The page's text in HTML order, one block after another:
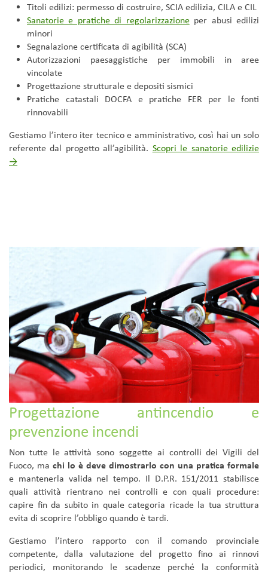
Titoli edilizi: permesso di costruire, SCIA edilizia, CILA e CIL
Sanatorie e pratiche di regolarizzazioneper abusi edilizi
minori
Segnalazione certificata di agibilità (SCA)
Autorizzazioni paesaggistiche per immobili in aree
vincolate
Progettazione strutturale e depositi sismici
Pratiche catastali DOCFA e pratiche FER per le fonti
rinnovabili
Gestiamo l’intero iter tecnico e amministrativo, così hai un solo
referente dal progetto all’agibilità. Scopri le sanatorie edilizie
→
Progettazione antincendio e
prevenzione incendi
Non tutte le attività sono soggette ai controlli dei Vigili del
Fuoco, ma chi lo è deve dimostrarlo con una pratica formale
e mantenerla valida nel tempo. Il D.P.R. 151/2011 stabilisce
quali attività rientrano nei controlli e con quali procedure:
capire fin da subito in quale categoria ricade la tua struttura
evita di scoprire l’obbligo quando è tardi.
Gestiamo l’intero rapporto con il comando provinciale
competente, dalla valutazione del progetto fino ai rinnovi
periodici, monitorando le scadenze perché la conformità